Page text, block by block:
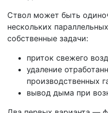
Ствол может быть
нескольких
собственные задачи:
приток свежего
удаление
производственных
вывод дыма при